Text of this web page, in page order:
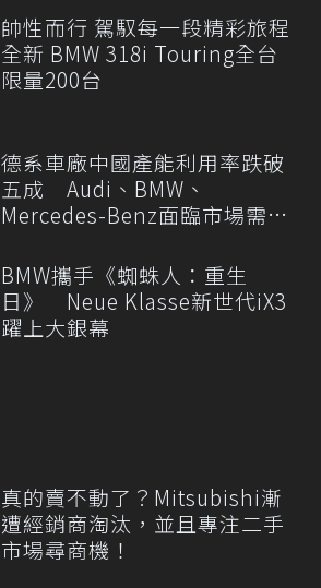
帥性而行 駕馭每一段精彩旅程
全新 BMW 318i Touring全台
限量200台
德系車廠中國產能利用率跌破
五成 Audi、BMW、
Mercedes-Benz面臨市場需求
BMW攜手《蜘蛛人：重生
日》 Neue Klasse新世代iX3
躍上大銀幕
真的賣不動了？Mitsubishi漸
遭經銷商淘汰，並且專注二手
市場尋商機！